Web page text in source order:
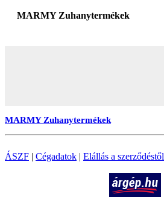
MARMY Zuhanytermékek
MARMY Zuhanytermékek
ÁSZF | Cégadatok | Elállás a szerződéstől